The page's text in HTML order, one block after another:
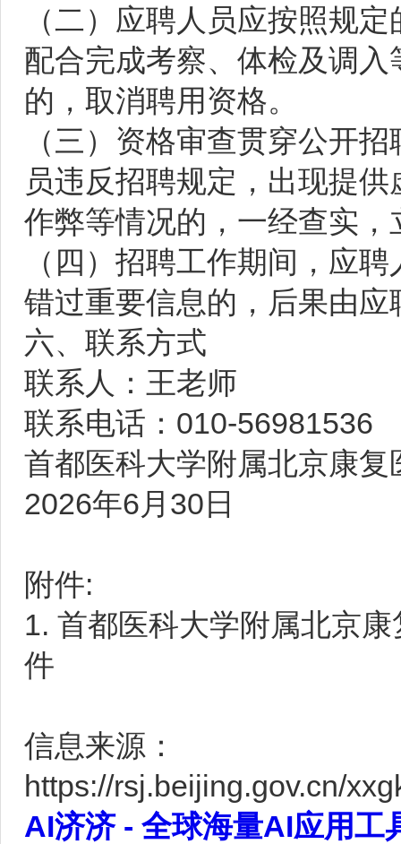
（二）应聘人员应按照规
配合完成考察、体检及调
的，取消聘用资格。
（三）资格审查贯穿公开
员违反招聘规定，出现提
作弊等情况的，一经查实
（四）招聘工作期间，应
错过重要信息的，后果由
六、联系方式
联系人：王老师
联系电话：010-56981536
首都医科大学附属北京康复
2026年6月30日
附件:
1. 首都医科大学附属北京
件
信息来源：
https://rsj.beijing.gov.cn/
AI济济 - 全球海量AI应用